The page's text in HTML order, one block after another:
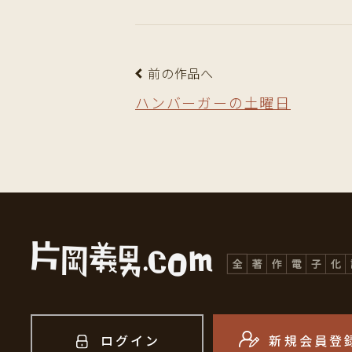
前の作品へ
ハンバーガーの土曜日
ログイン 新規会員登